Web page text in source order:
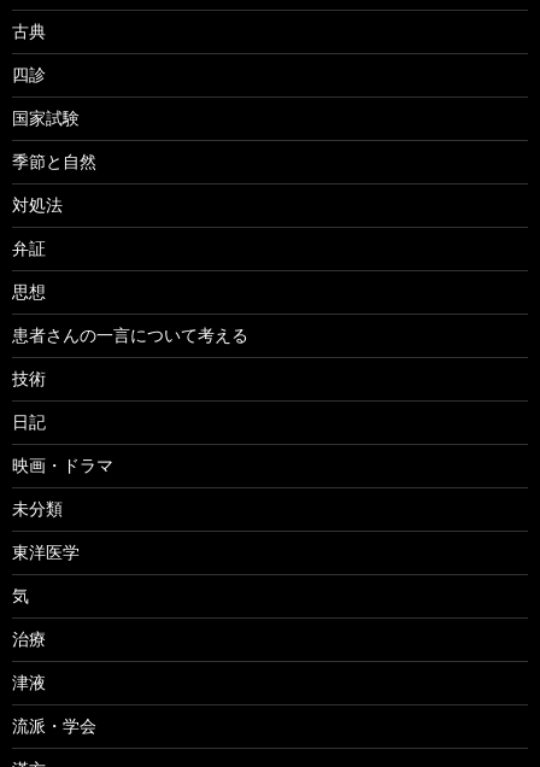
古典
四診
国家試験
季節と自然
対処法
弁証
思想
患者さんの一言について考える
技術
日記
映画・ドラマ
未分類
東洋医学
気
治療
津液
流派・学会